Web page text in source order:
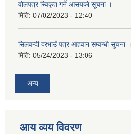
वोलपत्र स्विकृत गर्ने आसयकाे सूचना ।
मिति: 07/02/2023 - 12:40
सिलवन्दी दरभाउँ पत्र आहवान सम्वन्धी सुचना ।
मिति: 05/24/2023 - 13:06
अन्य
आय व्यय विवरण